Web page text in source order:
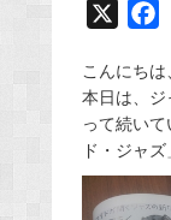
c
e
b
o
こんにちは
本日は、ジ
って続い
ド・ジャ